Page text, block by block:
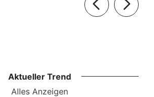
Aktueller Trend
Alles Anzeigen